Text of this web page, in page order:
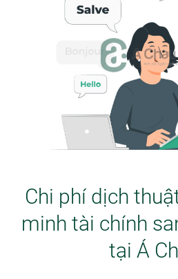
Chi phí dịch
minh tài chính
tại Á